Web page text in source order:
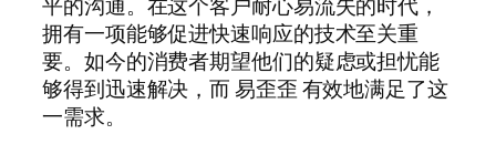
拥有一项能够促进快速响应的技术至关重
要。如今的消费者期望他们的疑虑或担忧能
够得到迅速解决，而 易歪歪 有效地满足了这
一需求。